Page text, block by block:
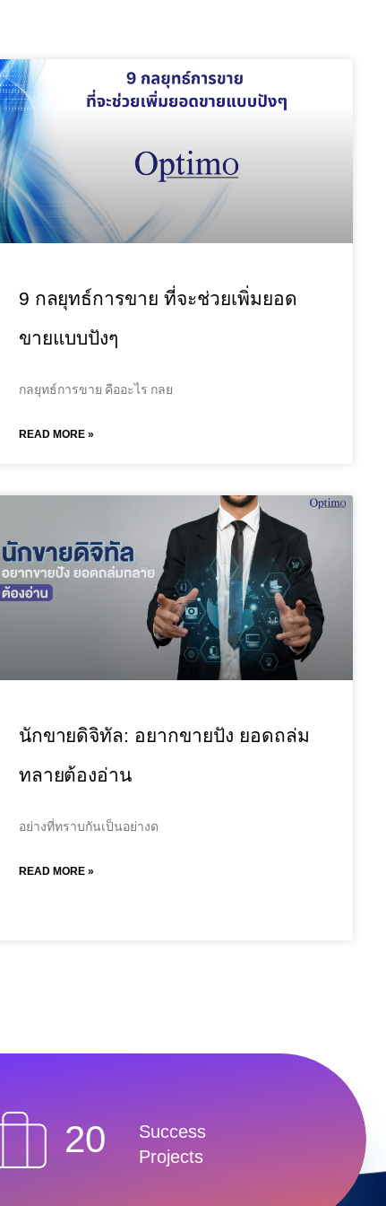
9 กลยุทธ์การขาย ที่จะช่วยเพิ่มยอด
ขายแบบปังๆ
กลยุทธ์การขาย คืออะไร กลย
READ MORE »
นักขายดิจิทัล: อยากขายปัง ยอดถล่ม
ทลายต้องอ่าน
อย่างที่ทราบกันเป็นอย่างด
READ MORE »
20
Success
Projects